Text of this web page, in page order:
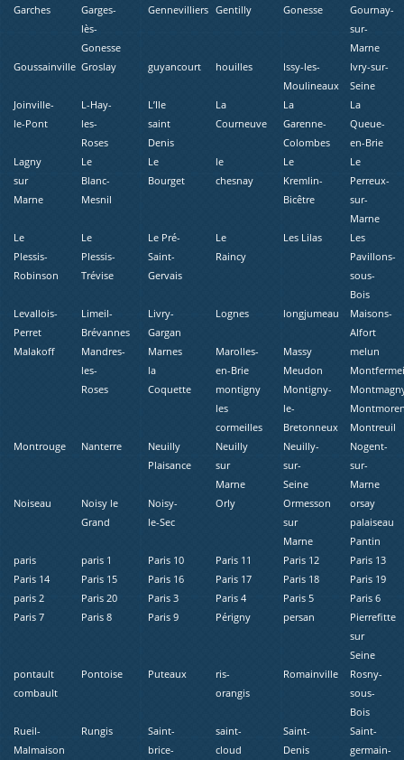
Garches
Garges-
lès-
Gonesse
Gennevilliers Gentilly Gonesse
Gournay-
sur-
Marne
Goussainville Groslay guyancourt houilles
Issy-les-
Moulineaux
Ivry-sur-
Seine
Joinville-
le-Pont
L-Hay-
les-
Roses
L’Ile
saint
Denis
La
Courneuve
La
Garenne-
Colombes
La
Queue-
en-Brie
Lagny
sur
Marne
Le
Blanc-
Mesnil
Le
Bourget
le
chesnay
Le
Kremlin-
Bicêtre
Le
Perreux-
sur-
Marne
Le
Plessis-
Robinson
Le
Plessis-
Trévise
Le Pré-
Saint-
Gervais
Le
Raincy
Les Lilas
Les
Pavillons-
sous-
Bois
Levallois-
Perret
Limeil-
Brévannes
Livry-
Gargan
Lognes longjumeau
Maisons-
Alfort
Malakoff
Mandres-
les-
Roses
Marnes
la
Coquette
Marolles-
en-Brie
Massy
melun
Meudon
montigny
les
cormeilles
Montigny-
le-
Bretonneux
Montreuil
Montrouge
Nanterre
Neuilly
Plaisance
Neuilly
sur
Marne
Neuilly-
sur-
Seine
Nogent-
sur-
Marne
Noiseau
Noisy le
Grand
Noisy-
le-Sec
Orly
Ormesson
sur
Marne
orsay
palaiseau
Pantin
paris
paris 1 Paris 10 Paris 11 Paris 12
Paris 13
Paris 14
Paris 15 Paris 16 Paris 17 Paris 18
Paris 19
paris 2
Paris 20 Paris 3 Paris 4 Paris 5
Paris 6
Paris 7
Paris 8 Paris 9 Périgny persan
Pierrefitte
sur
Seine
pontault
combault
Pontoise Puteaux
ris-
orangis
Romainville
Rosny-
sous-
Bois
Rueil-
Malmaison
Rungis
Saint-
brice-
saint-
cloud
Saint-
Denis
Saint-
germain-